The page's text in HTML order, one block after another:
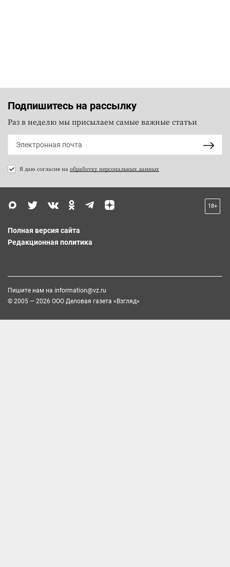
Подпишитесь на рассылку
Раз в неделю мы присылаем самые важные статьи
Я даю согласие на обработку персональных данных
18+
Полная версия сайта
Редакционная политика
Пишите нам на information@vz.ru
© 2005 — 2026 ООО Деловая газета «Взгляд»